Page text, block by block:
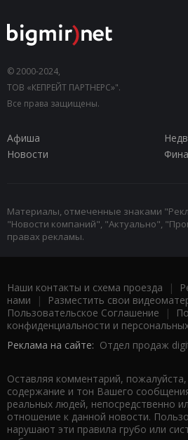
© 2000-2024,
ТОВ «КЕПРЕЙТ ПАРТНЕРС»".
Все права защищены.
Афиша
Новости
Материалы, отмеченные знаками
"Новости компаний", "Актуально",
правах рекламы.
Наши контакты и схема проезда |
нами | Разместить свои
Пользовательское Соглашение |
конфиденциальности и
Реклама на сайте: Отдел продаж
Оставляя комментарий,
содержание и тон Вашего
реальных людей, непосредственно
отношение к данной новости.
нарушают эти правила грубо или